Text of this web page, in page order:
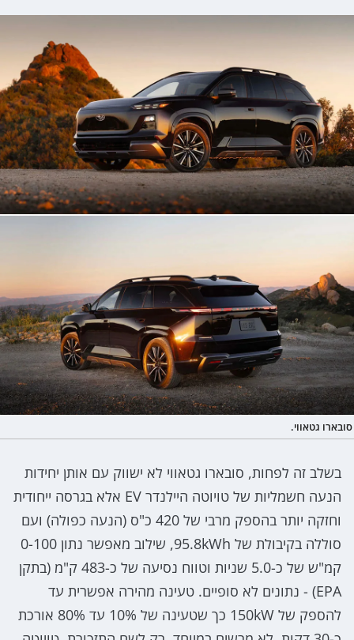
סובארו גטאווי.
בשלב זה לפחות, סובארו גטאווי לא ישווק עם אותן יחידות
הנעה חשמליות של טויוטה היילנדר EV אלא בגרסה ייחודית
וחזקה יותר בהספק מרבי של 420 כ"ס (הנעה כפולה) ועם
סוללה בקיבולת של 95.8kWh, שילוב מאפשר נתון 0-100
קמ"ש של כ-5.0 שניות וטווח נסיעה של כ-483 ק"מ (בתקן
EPA) - נתונים לא סופיים. טעינה מהירה אפשרית עד
להספק של 150kW כך שטעינה של 10% עד 80% אורכת